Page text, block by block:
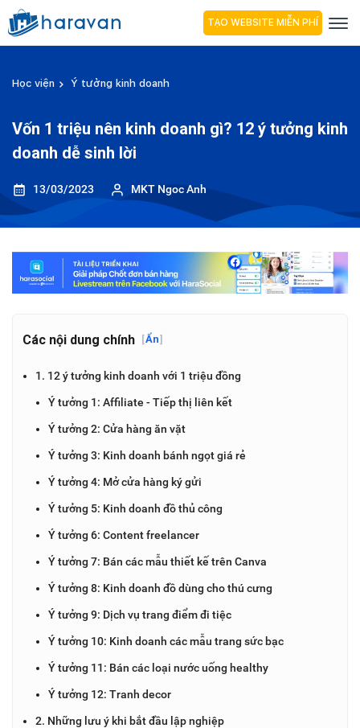
TẠO WEBSITE MIỄN PHÍ
Học viện Ý tưởng kinh doanh
Vốn 1 triệu nên kinh doanh gì? 12 ý tưởng kinh
doanh dễ sinh lời
13/03/2023 MKT Ngoc Anh
Các nội dung chính [Ẩn]
1. 12 ý tưởng kinh doanh với 1 triệu đồng
Ý tưởng 1: Affiliate - Tiếp thị liên kết
Ý tưởng 2: Cửa hàng ăn vặt
Ý tưởng 3: Kinh doanh bánh ngọt giá rẻ
Ý tưởng 4: Mở cửa hàng ký gửi
Ý tưởng 5: Kinh doanh đồ thủ công
Ý tưởng 6: Content freelancer
Ý tưởng 7: Bán các mẫu thiết kế trên Canva
Ý tưởng 8: Kinh doanh đồ dùng cho thú cưng
Ý tưởng 9: Dịch vụ trang điểm đi tiệc
Ý tưởng 10: Kinh doanh các mẫu trang sức bạc
Ý tưởng 11: Bán các loại nước uống healthy
Ý tưởng 12: Tranh decor
2. Những lưu ý khi bắt đầu lập nghiệp